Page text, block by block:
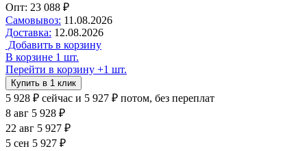
Опт: 23 088 ₽
Самовывоз: 11.08.2026
Доставка: 12.08.2026
Добавить в корзину
В корзине 1 шт.
Перейти в корзину +1 шт.
Купить в 1 клик
5 928 ₽ сейчас и 5 927 ₽ потом, без переплат
8 авг 5 928 ₽
22 авг 5 927 ₽
5 сен 5 927 ₽